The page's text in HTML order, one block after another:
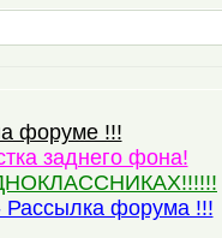
форуме !!!
заднего фона!
Рассылка форума !!!